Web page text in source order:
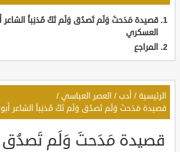
قصيدة مَدَحتَ وَلَم تَصدُق وَلَم تَكُ مُذنِباً الشاعر
العسكري
المراجع
الرئيسية / أدب / العصر العباسي /
قصيدة مَدَحتَ وَلَم تَصدُق وَلَم تَكُ مُذنِباً الشاعر
قصيدة مَدَحتَ وَلَم تَصدُق